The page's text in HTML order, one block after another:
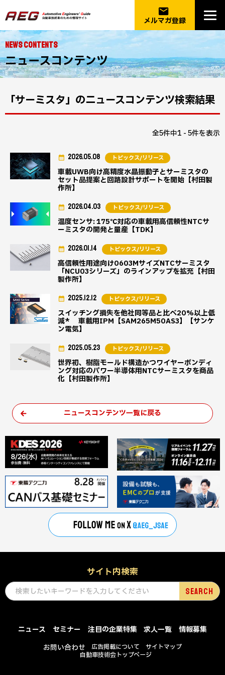
email
メルマガ登録
NEWS CONTENTS
ニュースコンテンツ
「サーミスタ」のニュースコンテンツ検索結果
全5件中1 - 5件を表示
車載UWB向け高精度水晶振動子とサーミスタの
セット品提案と回路設計サポートを開始【村田製
作所】
2026.05.08 トピックス/リリース
温度センサ: 175℃対応の車載用高信頼性NTCサ
ーミスタの開発と量産【TDK】
2026.04.03 トピックス/リリース
高信頼性用途向け0603MサイズNTCサーミスタ
「NCU03シリーズ」のラインアップを拡充【村田
製作所】
2026.01.14 トピックス/リリース
スイッチング損失を他社同等品と比べ20%以上低
減* 車載用IPM【SAM265M50AS3】【サンケ
ン電気】
2025.12.12 トピックス/リリース
世界初、樹脂モールド構造かつワイヤーボンディ
ング対応のパワー半導体用NTCサーミスタを商品
化【村田製作所】
2025.05.23 トピックス/リリース
ニュースコンテンツ一覧に戻る
サイト内検索
ニュース セミナー 注目の企業特集 求人一覧
情報募集
お問い合わせ
広告掲載について
サイトマップ
自動車技術会トップページ